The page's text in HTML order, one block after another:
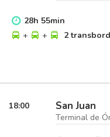
28h 55min
+
+ 2
18:00 San Juan
Terminal de